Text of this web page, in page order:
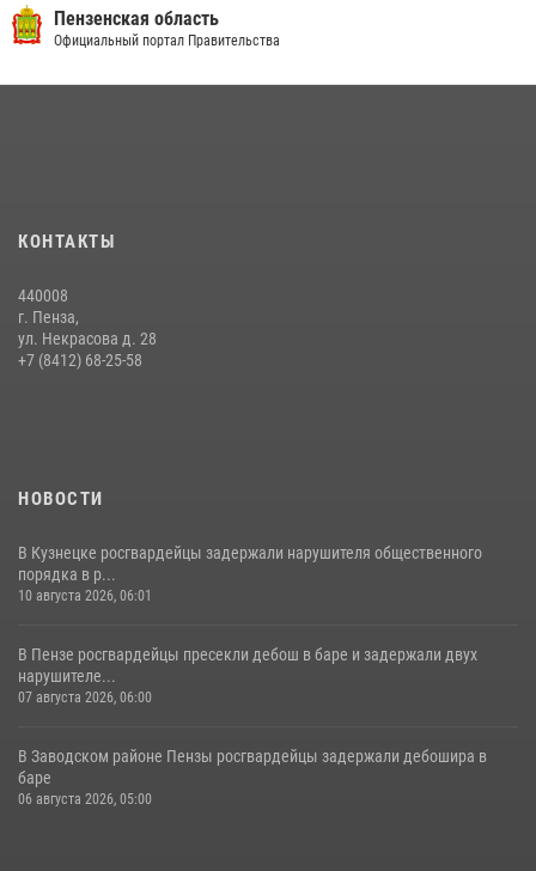
Пучков посетил 55-й Всероссийский Лермонтовский праздник
поэзии в «Тарханах»
рамках акции «Каникулы с Росгвардией»
Росгвардия обеспечила безопасность праздничных мероприятий в
День ВДВ в Пензе
Пензенская область
Официальный портал Правительства
КОНТАКТЫ
440008
г. Пенза,
ул. Некрасова д. 28
+7 (8412) 68-25-58
НОВОСТИ
В Кузнецке росгвардейцы задержали нарушителя общественного
порядка в р...
10 августа 2026, 06:01
В Пензе росгвардейцы пресекли дебош в баре и задержали двух
нарушителе...
07 августа 2026, 06:00
В Заводском районе Пензы росгвардейцы задержали дебошира в
баре
06 августа 2026, 05:00